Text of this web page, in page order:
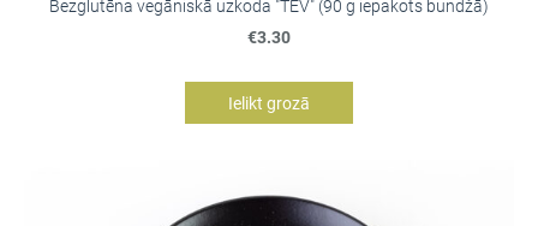
Bezglutēna vegāniskā uzkoda "TEV" (90 g iepakots bundžā)
€3.30
Ielikt grozā